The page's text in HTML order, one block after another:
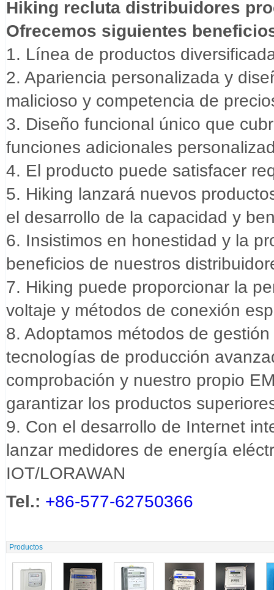
Hiking recluta distribuidores
Ofrecemos siguientes
1. Línea de productos
2. Apariencia personalizada y
malicioso y competencia de
3. Diseño funcional único que
funciones adicionales
4. El producto puede satisfacer
5. Hiking lanzará nuevos
el desarrollo de la capacidad y
6. Insistimos en honestidad y la
beneficios de nuestros
7. Hiking puede proporcionar la
voltaje y métodos de conexión
8. Adoptamos métodos de
tecnologías de producción
comprobación y nuestro propio
garantizar los productos
9. Con el desarrollo de Internet
lanzar medidores de energía
IOT/LORAWAN
Tel.: +86-577-62750366
Productos